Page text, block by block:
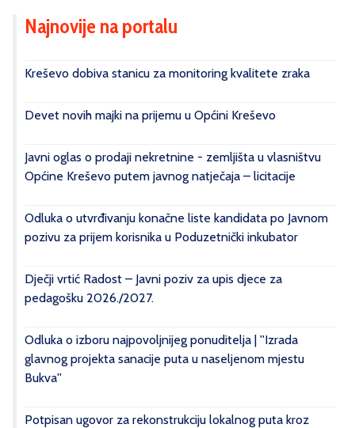
Najnovije na portalu
Kreševo dobiva stanicu za monitoring kvalitete zraka
Devet novih majki na prijemu u Općini Kreševo
Javni oglas o prodaji nekretnine - zemljišta u vlasništvu
Općine Kreševo putem javnog natječaja – licitacije
Odluka o utvrđivanju konačne liste kandidata po Javnom
pozivu za prijem korisnika u Poduzetnički inkubator
Dječji vrtić Radost – Javni poziv za upis djece za
pedagošku 2026./2027.
Odluka o izboru najpovoljnijeg ponuditelja | ''Izrada
glavnog projekta sanacije puta u naseljenom mjestu
Bukva''
Potpisan ugovor za rekonstrukciju lokalnog puta kroz